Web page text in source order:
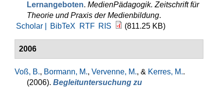
Lernangeboten. MedienPädagogik. Zeitschrift für
Theorie und Praxis der Medienbildung.
Scholar |
BibTeX RTF RIS (811.25 KB)
2006
Voß, B., Bormann, M., Vervenne, M., & Kerres, M..
(2006). Begleituntersuchung zu